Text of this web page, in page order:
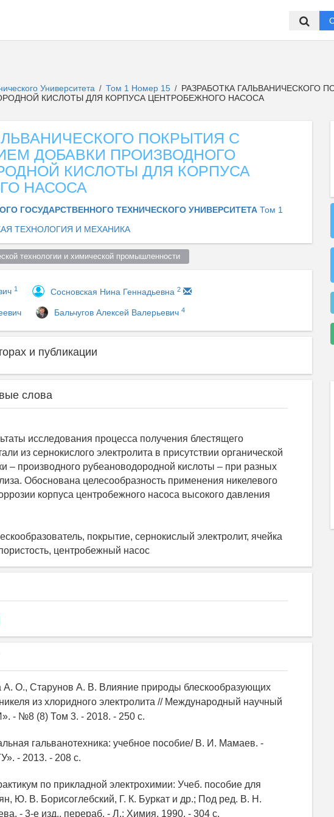
Университета / Том 1 Номер 15 / РАЗРАБОТКА ГАЛЬВАНИЧЕСКОГО
КИСЛОТЫ ДЛЯ КОРПУСА ЦЕНТРОБЕЖНОГО НАСОСА
ПОКРЫТИЯ С
ДОБАВКИ ПРОИЗВОДНОГО
КИСЛОТЫ ДЛЯ КОРПУСА
НАСОСА
ГОСУДАРСТВЕННОГО ТЕХНИЧЕСКОГО УНИВЕРСИТЕТА Том 1
ТЕХНОЛОГИЯ И МЕХАНИКА
технологии и химической промышленности
1 Сосновская Нина Геннадьевна 2
Бальчугов Алексей Валерьевич 4
и публикации
слова
исследования процесса получения блестящего
из сернокислого электролита в присутствии органической
– производного рубеановодородной кислоты – при разных
Обоснована целесообразность применения никелевого
корпуса центробежного насоса высокого давления
покрытие, сернокислый электролит, ячейка
центробежный насос
А. О., Старунов А. В. Влияние природы блескообразующих
из хлоридного электролита // Международный научный
- №8 (8) Том 3. - 2018. - 250 с.
гальванотехника: учебное пособие/ В. И. Мамаев. -
- 2013. - 208 с.
по прикладной электрохимии: Учеб. пособие для
Ю. В. Борисоглебский, Г. К. Буркат и др.; Под ред. В. Н.
- 3-е изд., перераб. - Л.: Химия, 1990. - 304 с.